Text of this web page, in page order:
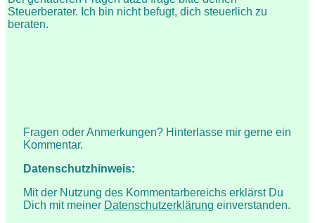
Steuerberater. Ich bin nicht befugt, dich steuerlich zu
beraten.
Fragen oder Anmerkungen? Hinterlasse mir gerne ein
Kommentar.
Datenschutzhinweis:
Mit der Nutzung des Kommentarbereichs erklärst Du
Dich mit meiner Datenschutzerklärung einverstanden.